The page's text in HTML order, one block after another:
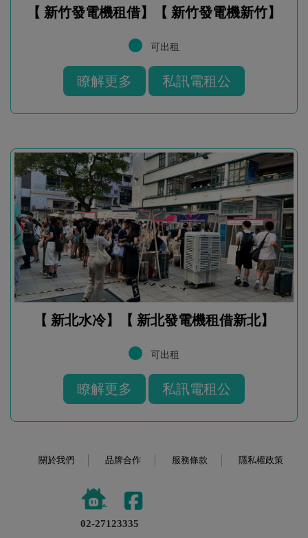
【 新竹發電機租借】【 新竹發電機新竹】
可出租
瞭解更多 私訊電租公
【 新北水冷】【 新北發電機租借新北】
可出租
瞭解更多 私訊電租公
關於我們 品牌合作 服務條款 隱私權政策
02-27123335